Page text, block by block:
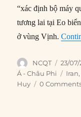
“xác định bộ máy
tương lai tại Eo
ở vùng Vịnh.
Author
NCQT
on
23/
Á - Châu Phi
Tags
Iran,
Huy
0